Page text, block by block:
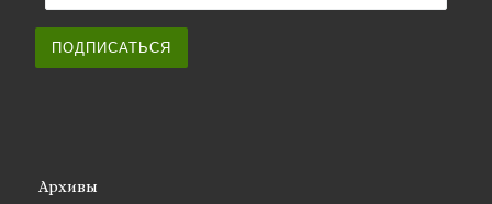
ПОДПИСАТЬСЯ
Архивы